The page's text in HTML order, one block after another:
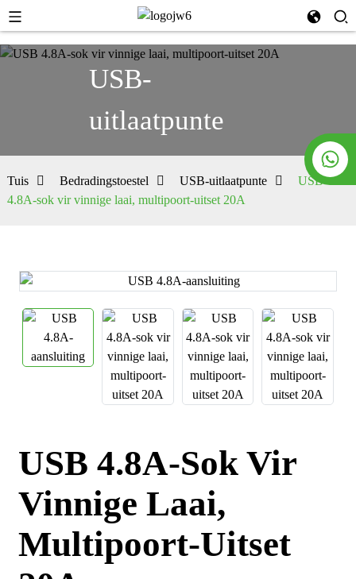
USB-
uitlaatpunte
Tuis Bedradingstoestel USB-uitlaatpunte
USB
4.8A-sok vir vinnige laai, multipoort-uitset 20A
USB 4.8A-Sok Vir
Vinnige Laai,
Multipoort-Uitset